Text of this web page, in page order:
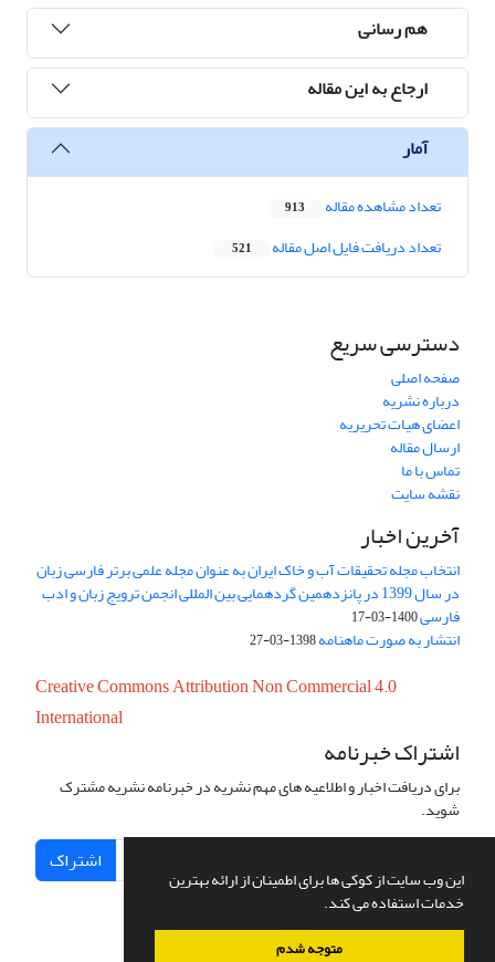
این وب سایت از کوکی ها برای اطمینان از ارائه بهترین
خدمات استفاده می کند.
متوجه شدم
هم رسانی
ارجاع به این مقاله
آمار
تعداد مشاهده مقاله 913
تعداد دریافت فایل اصل مقاله 521
دسترسی سریع
صفحه اصلی
درباره نشریه
اعضای هیات تحریریه
ارسال مقاله
تماس با ما
نقشه سایت
آخرین اخبار
انتخاب مجله تحقیقات آب و خاک ایران به عنوان مجله علمی برتر فارسی زبان
در سال 1399 در پانزدهمین گردهمایی بین المللی انجمن ترویج زبان و ادب
فارسی1400-03-17
انتشار به صورت ماهنامه1398-03-27
Creative Commons Attribution Non Commercial 4.0
International
اشتراک خبرنامه
برای دریافت اخبار و اطلاعیه های مهم نشریه در خبرنامه نشریه مشترک
شوید.
اشتراک